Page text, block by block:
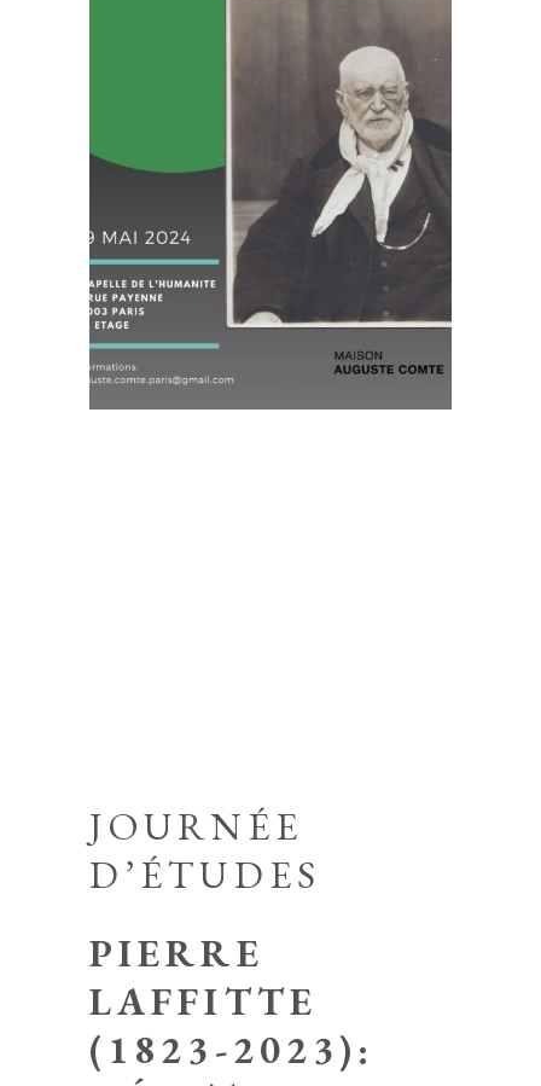
JOURNÉE
D’ÉTUDES
PIERRE
LAFFITTE
(1823-2023):